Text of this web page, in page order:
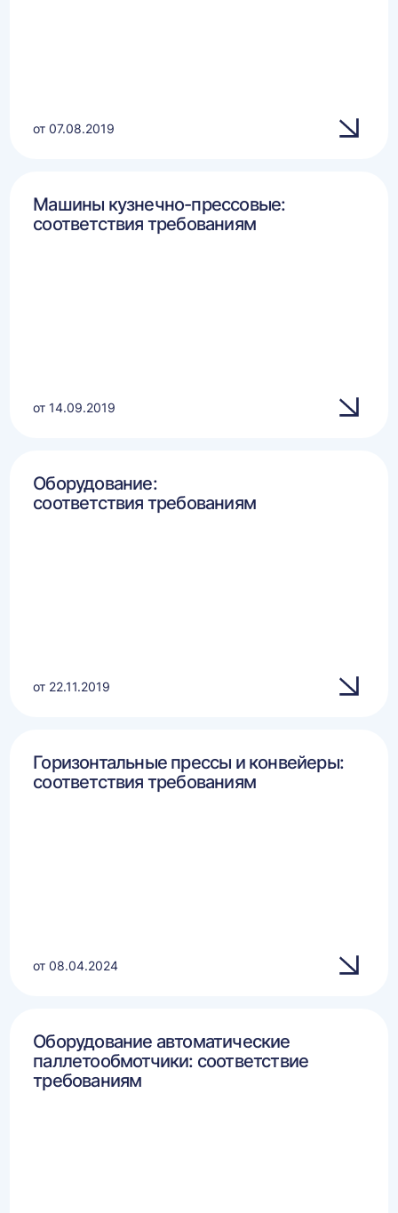
от 07.08.2019
Машины кузнечно-прессовые:
соответствия требованиям
от 14.09.2019
Оборудование:
соответствия требованиям
от 22.11.2019
Горизонтальные прессы и конвейеры:
соответствия требованиям
от 08.04.2024
Оборудование автоматические
паллетообмотчики: соответствие
требованиям